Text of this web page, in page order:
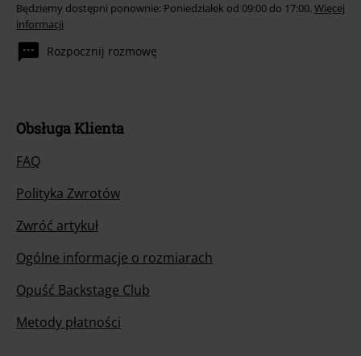
Będziemy dostępni ponownie: Poniedziałek od 09:00 do 17:00. Więcej
informacji
Rozpocznij rozmowę
Obsługa Klienta
FAQ
Polityka Zwrotów
Zwróć artykuł
Ogólne informacje o rozmiarach
Opuść Backstage Club
Metody płatności